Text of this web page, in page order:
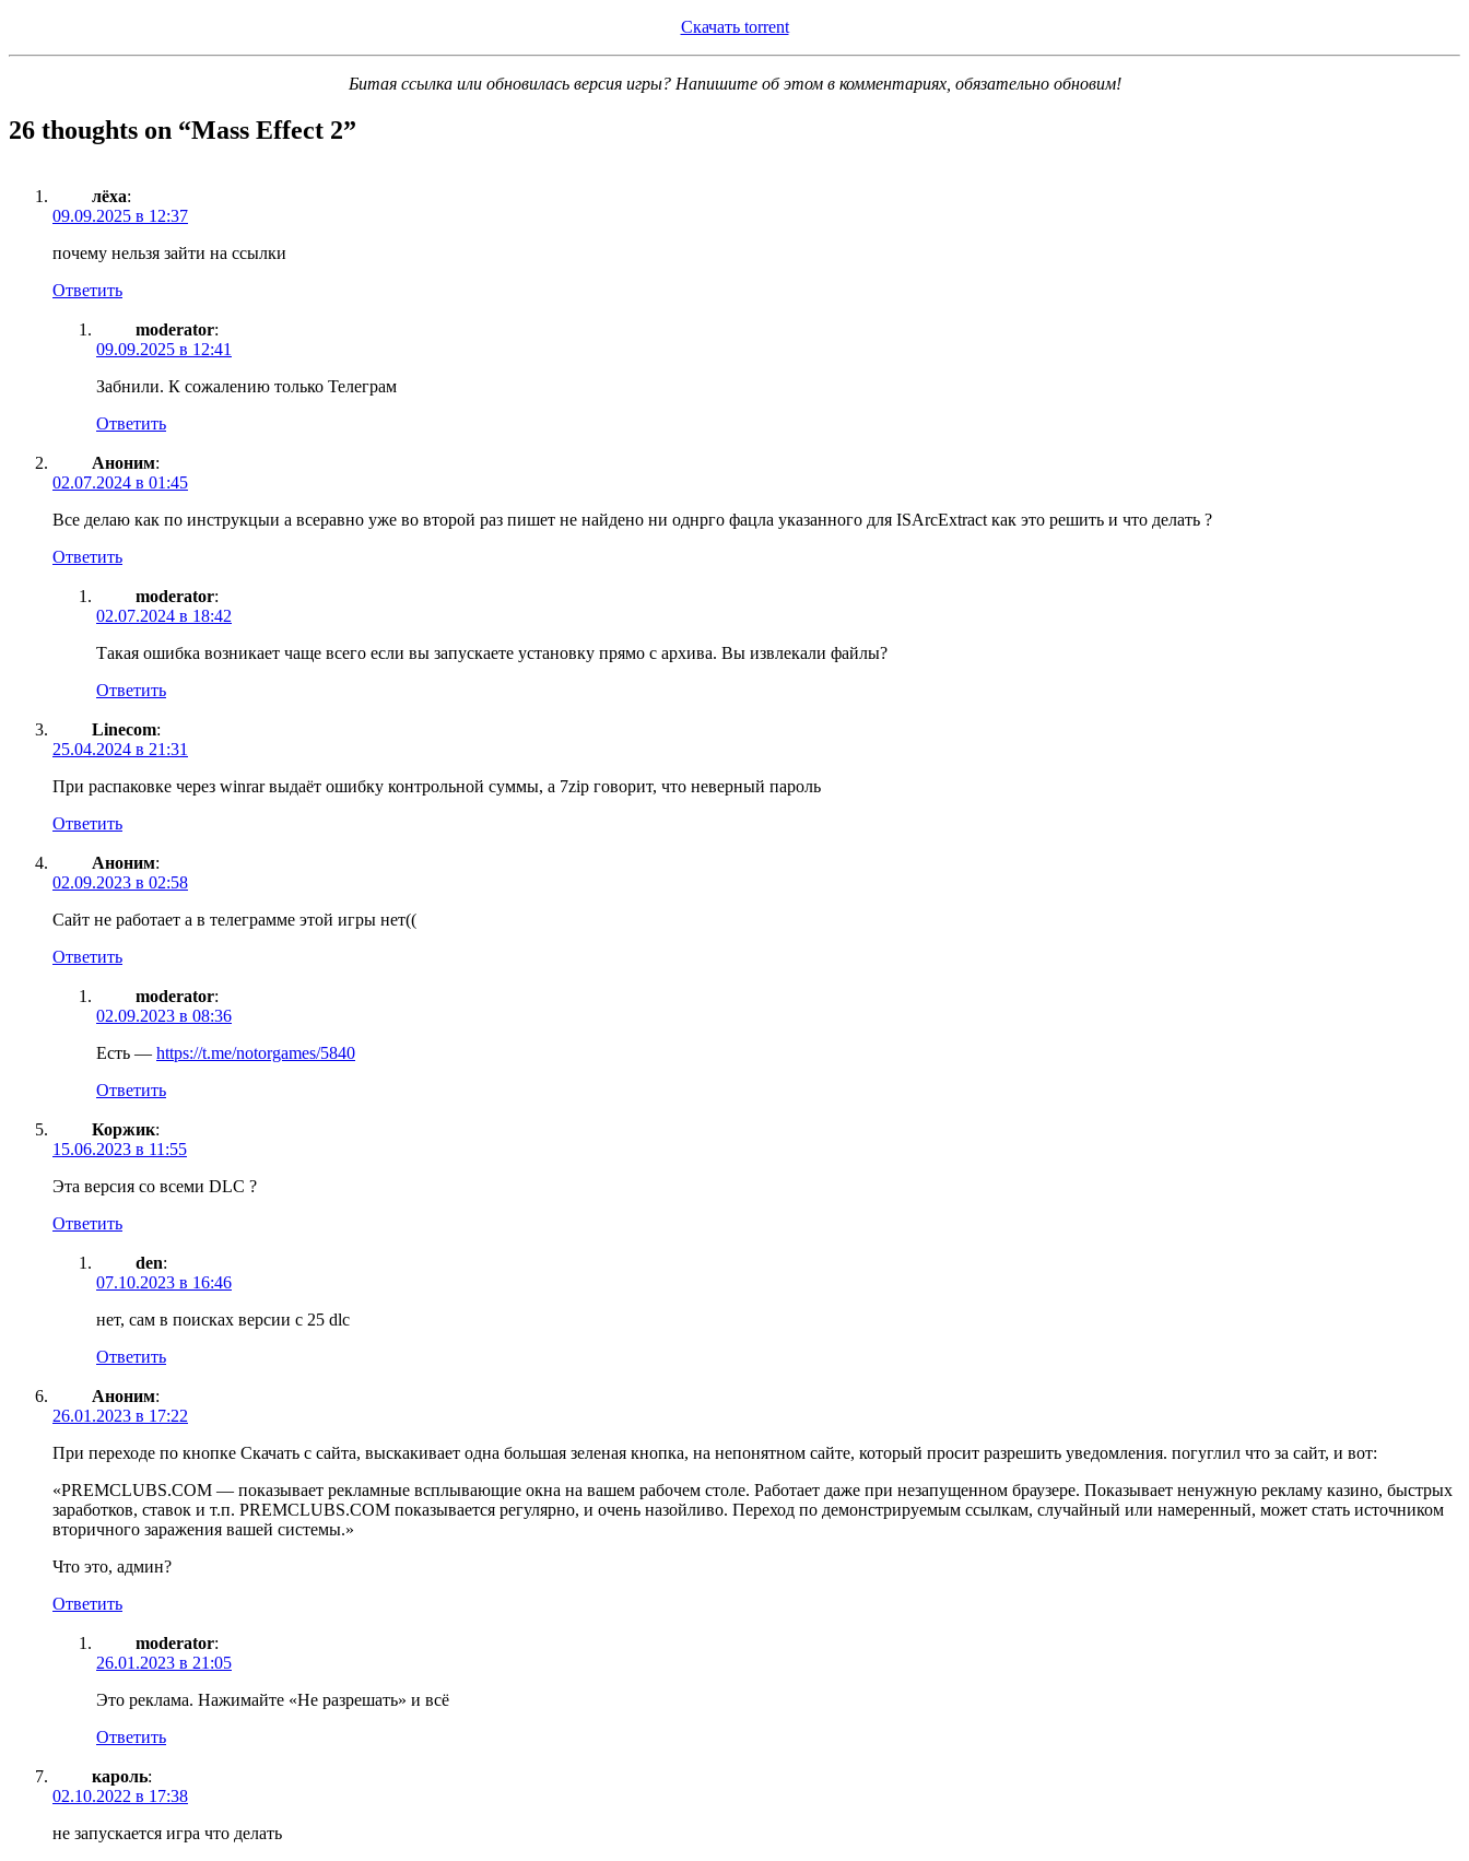
Скачать torrent
Битая ссылка или обновилась версия игры? Напишите об этом в комментариях, обязательно обновим!
26 thoughts on “Mass Effect 2”
лёха:
09.09.2025 в 12:37
почему нельзя зайти на ссылки
Ответить
moderator:
09.09.2025 в 12:41
Забнили. К сожалению только Телеграм
Ответить
Аноним:
02.07.2024 в 01:45
Все делаю как по инструкцыи а всеравно уже во второй раз пишет не найдено ни однрго фацла указанного для ISArcExtract как это решить и что делать ?
Ответить
moderator:
02.07.2024 в 18:42
Такая ошибка возникает чаще всего если вы запускаете установку прямо с архива. Вы извлекали файлы?
Ответить
Linecom:
25.04.2024 в 21:31
При распаковке через winrar выдаёт ошибку контрольной суммы, а 7zip говорит, что неверный пароль
Ответить
Аноним:
02.09.2023 в 02:58
Сайт не работает а в телеграмме этой игры нет((
Ответить
moderator:
02.09.2023 в 08:36
Есть — https://t.me/notorgames/5840
Ответить
Коржик:
15.06.2023 в 11:55
Эта версия со всеми DLC ?
Ответить
den:
07.10.2023 в 16:46
нет, сам в поисках версии с 25 dlc
Ответить
Аноним:
26.01.2023 в 17:22
При переходе по кнопке Скачать с сайта, выскакивает одна большая зеленая кнопка, на непонятном сайте, который просит разрешить уведомления. погуглил что за сайт, и вот:
«PREMCLUBS.COM — показывает рекламные всплывающие окна на вашем рабочем столе. Работает даже при незапущенном браузере. Показывает ненужную рекламу казино, быстрых
заработков, ставок и т.п. PREMCLUBS.COM показывается регулярно, и очень назойливо. Переход по демонстрируемым ссылкам, случайный или намеренный, может стать источником
вторичного заражения вашей системы.»
Что это, админ?
Ответить
moderator:
26.01.2023 в 21:05
Это реклама. Нажимайте «Не разрешать» и всё
Ответить
кароль:
02.10.2022 в 17:38
не запускается игра что делать